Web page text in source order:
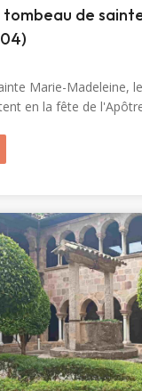
de
Marie-Madeleine,
en la fête de